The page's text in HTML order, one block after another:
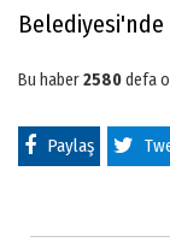
Bu haber2580defa
Paylaş